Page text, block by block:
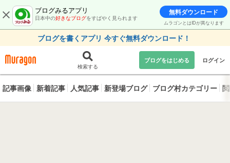
ブログみるアプリ
日本中の好きなブログをすばやく見られます
無料ダウンロード
ムラゴンとはIDが異なります
ブログを書くアプリ 今すぐ無料ダウンロード！
検索する
ブログをはじめる ログイン
記事画像 新着記事 人気記事 新登場ブログ ブログ村カテゴリー